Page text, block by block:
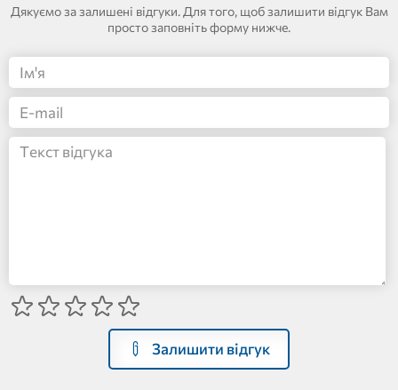
Дякуємо за залишені відгуки. Для того, щоб залишити відгук Вам
просто заповніть форму нижче.
Залишити відгук